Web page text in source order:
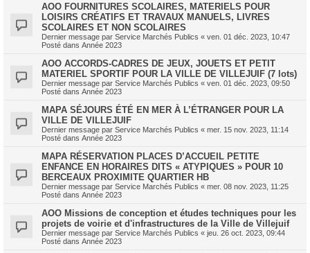
AOO FOURNITURES SCOLAIRES, MATERIELS POUR
LOISIRS CRÉATIFS ET TRAVAUX MANUELS, LIVRES
SCOLAIRES ET NON SCOLAIRES
Dernier message par Service Marchés Publics « ven. 01 déc. 2023, 10:47
Posté dans Année 2023
AOO ACCORDS-CADRES DE JEUX, JOUETS ET PETIT
MATERIEL SPORTIF POUR LA VILLE DE VILLEJUIF (7 lots)
Dernier message par Service Marchés Publics « ven. 01 déc. 2023, 09:50
Posté dans Année 2023
MAPA SÉJOURS ÉTÉ EN MER À L’ÉTRANGER POUR LA
VILLE DE VILLEJUIF
Dernier message par Service Marchés Publics « mer. 15 nov. 2023, 11:14
Posté dans Année 2023
MAPA RÉSERVATION PLACES D’ACCUEIL PETITE
ENFANCE EN HORAIRES DITS « ATYPIQUES » POUR 10
BERCEAUX PROXIMITE QUARTIER HB
Dernier message par Service Marchés Publics « mer. 08 nov. 2023, 11:25
Posté dans Année 2023
AOO Missions de conception et études techniques pour les
projets de voirie et d'infrastructures de la Ville de Villejuif
Dernier message par Service Marchés Publics « jeu. 26 oct. 2023, 09:44
Posté dans Année 2023